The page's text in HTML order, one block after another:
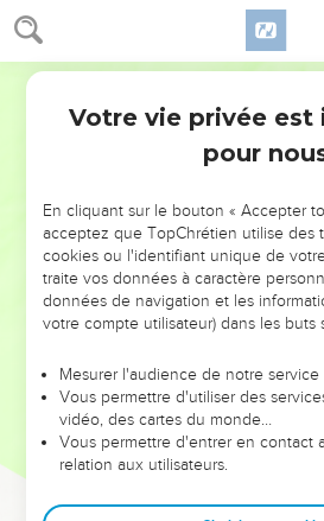
Jean 9
L'aveuglement spirituel
Jésus entend dire qu’ils l’ont
puisse croire en lui.
Jésus lui dit : — Tu le vois de tes
te parle maintenant. —
Je crois, Seigneur, déclare
adoration devant lui.
Jésus dit alors : — Je suis venu
tri ait lieu entre les hommes : ceux
verront et ceux qui voyaient
Des pharisiens qui se trouvent
aussi, des aveugles ? —
Votre vie privée
pour
En cliquant sur le bouton « Accepter
acceptez que TopChrétien utilise des
cookies ou l'identifiant unique de
traite vos données à caractère
données de navigation et les
votre compte utilisateur) dans les buts
Mesurer l'audience de notre service
Vous permettre d'utiliser des
vidéo, des cartes du monde…
Vous permettre d'entrer en contact
relation aux utilisateurs.